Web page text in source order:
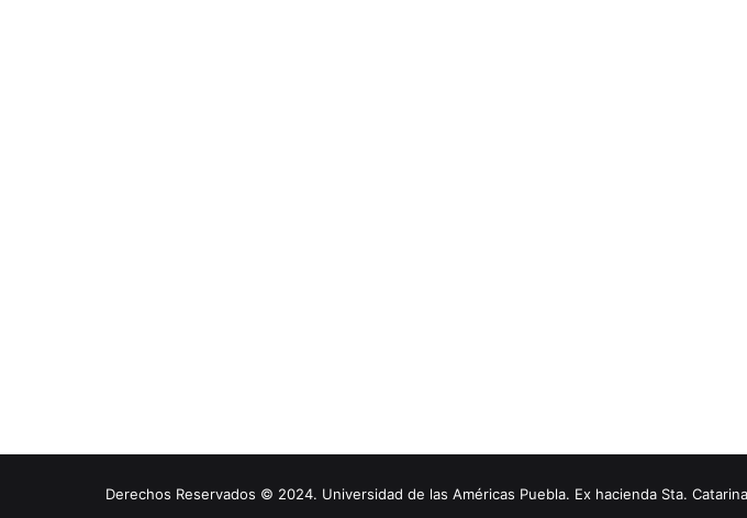
Derechos Reservados © 2024. Universidad de las Américas Puebla. Ex hacienda Sta.